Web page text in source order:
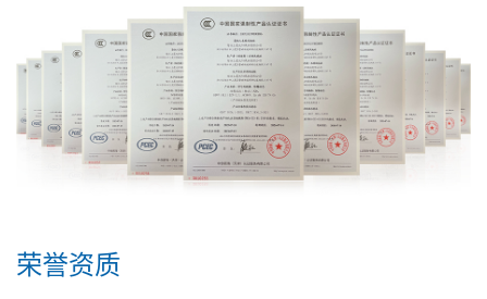
荣誉资质